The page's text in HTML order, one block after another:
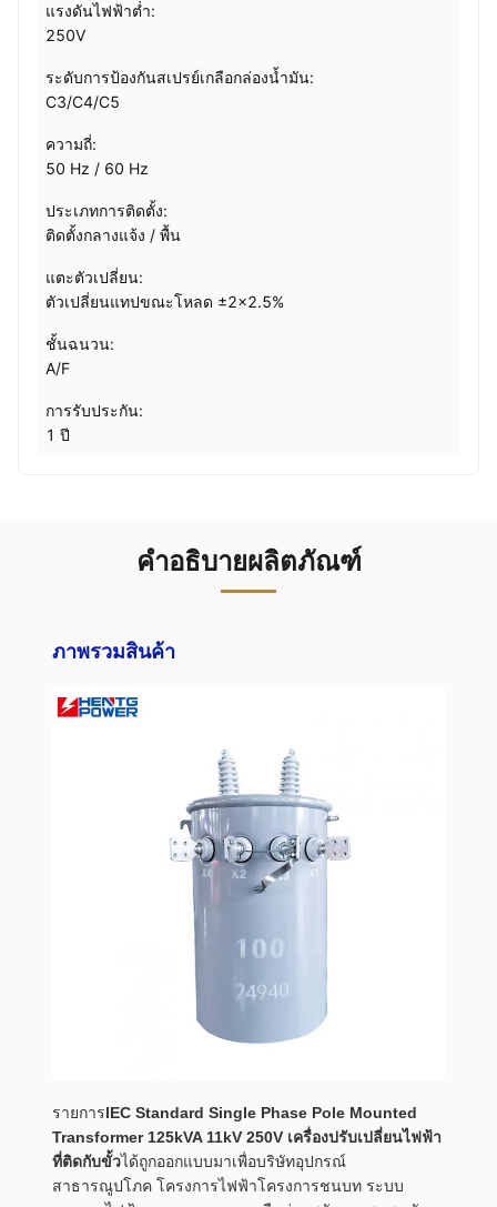
แรงดันไฟฟ้าต่ำ:
250V
ระดับการป้องกันสเปรย์เกลือกล่องน้ำมัน:
C3/C4/C5
ความถี่:
50 Hz / 60 Hz
ประเภทการติดตั้ง:
ติดตั้งกลางแจ้ง / พื้น
แตะตัวเปลี่ยน:
ตัวเปลี่ยนแทปขณะโหลด ±2×2.5%
ชั้นฉนวน:
A/F
การรับประกัน:
1 ปี
คำอธิบายผลิตภัณฑ์
ภาพรวมสินค้า
รายการIEC Standard Single Phase Pole Mounted
Transformer 125kVA 11kV 250V เครื่องปรับเปลี่ยนไฟฟ้า
ที่ติดกับขั้วได้ถูกออกแบบมาเพื่อบริษัทอุปกรณ์
สาธารณูปโภค โครงการไฟฟ้าโครงการชนบท ระบบ